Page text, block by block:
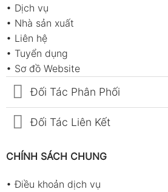
• Dịch vụ
• Nhà sản xuất
• Liên hệ
• Tuyển dụng
• Sơ đồ Website
Đối Tác Phân Phối
Đối Tác Liên Kết
CHÍNH SÁCH CHUNG
•Điều khoản dịch vụ